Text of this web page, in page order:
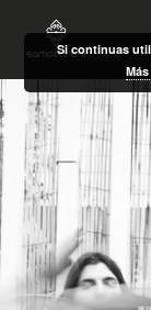
Si continuas